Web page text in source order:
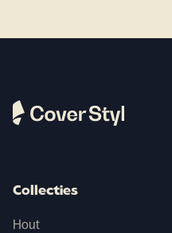
Collecties
Hout